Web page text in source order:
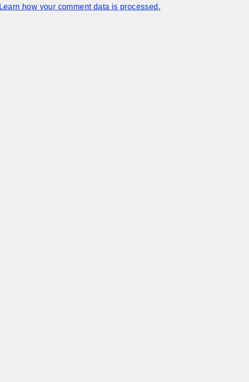
Learn how your comment data is processed.